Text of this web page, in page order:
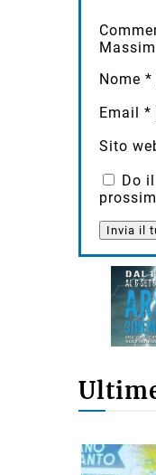
Nome *
Email *
Sito
Do